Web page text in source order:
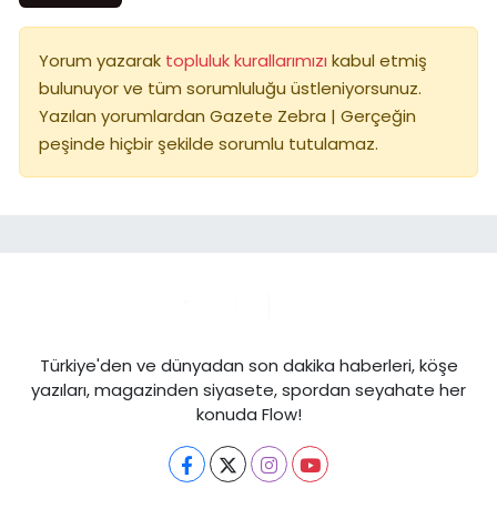
Yorum yazarak topluluk kurallarımızı kabul etmiş
bulunuyor ve tüm sorumluluğu üstleniyorsunuz.
Yazılan yorumlardan Gazete Zebra | Gerçeğin
peşinde hiçbir şekilde sorumlu tutulamaz.
Türkiye'den ve dünyadan son dakika haberleri, köşe
yazıları, magazinden siyasete, spordan seyahate her
konuda Flow!